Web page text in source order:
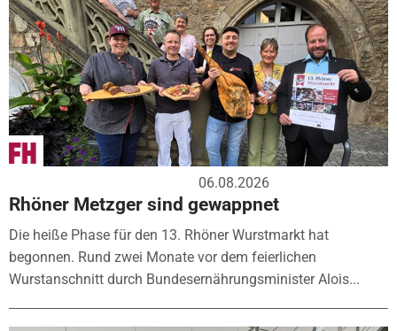
06.08.2026
Rhöner Metzger sind gewappnet
Die heiße Phase für den 13. Rhöner Wurstmarkt hat
begonnen. Rund zwei Monate vor dem feierlichen
Wurstanschnitt durch Bundesernährungsminister Alois...